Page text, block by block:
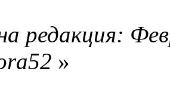
редакция:
»